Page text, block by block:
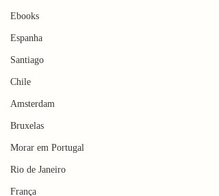
Ebooks
Espanha
Santiago
Chile
Amsterdam
Bruxelas
Morar em Portugal
Rio de Janeiro
França